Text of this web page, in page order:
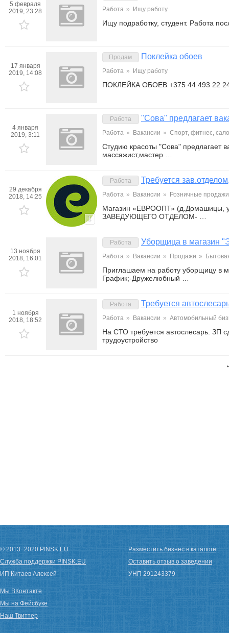
5 февраля
2019, 23:28
Работа » Ищу работу
Ищу подработку, студент. Работа
17 января
2019, 14:08
Продам Поклейка обоев
Работа » Ищу работу
ПОКЛЕЙКА ОБОЕВ +375 44 493 22
4 января
2019, 3:11
Работа "Сова" предлагает
Работа » Вакансии » Спорт, фитнес,
Студию красоты "Сова" предлагает
массажист,мастер …
29 декабря
2018, 14:25
1
Работа Требуется
Работа » Вакансии » Розничные
Магазин «ЕВРООПТ» (д.Домашицы,
ЗАВЕДУЮЩЕГО ОТДЕЛОМ- …
13 ноября
2018, 16:01
Работа Уборщица в магазин
Работа » Вакансии » Продажи »
Приглашаем на работу уборщицу в
График;-Дружелюбный …
1 ноября
2018, 18:52
Работа Требуется
Работа » Вакансии » Автомобильный
На СТО требуется автослесарь. ЗП
трудоустройство
© 2013−2020 PINSK.EU
Служба поддержки PINSK.EU
ИП Китаев Алексей
Разместить бизнес в каталоге
Оставить отзыв о заведении
УНП 291243379
Мы ВКонтакте
Мы на Фейсбуке
Наш Твиттер